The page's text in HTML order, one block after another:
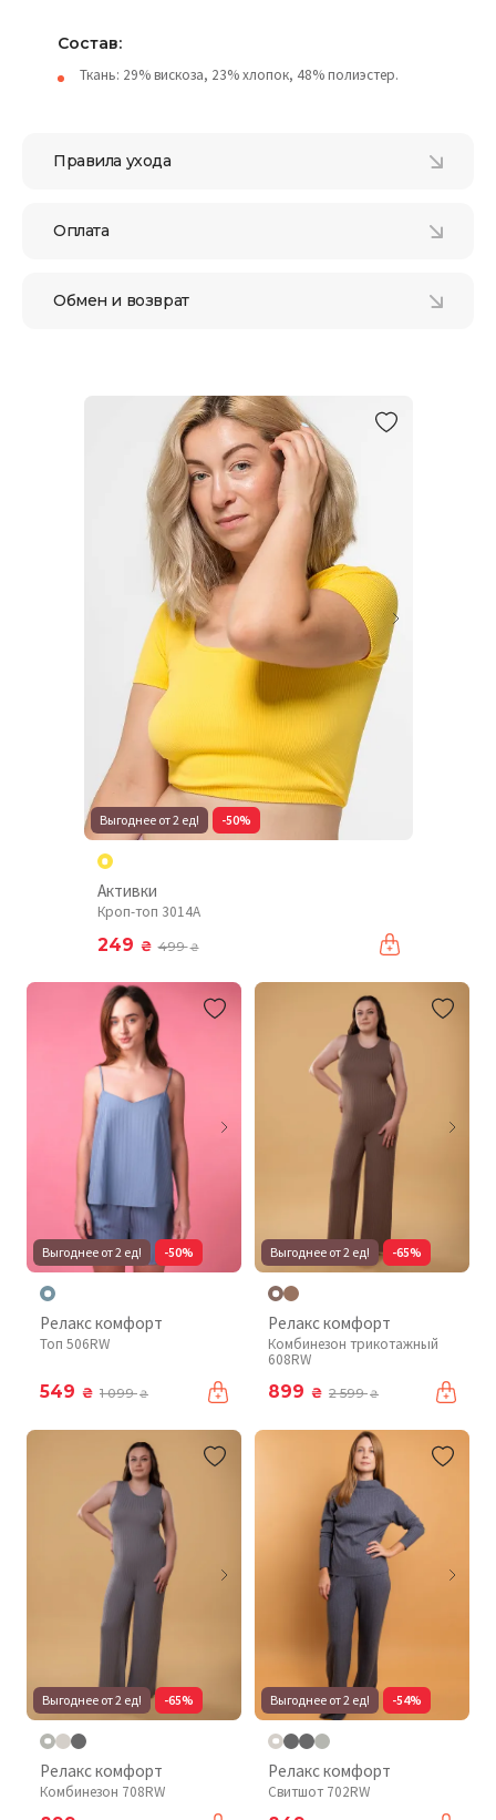
Состав:
Ткань: 29% вискоза, 23% хлопок, 48% полиэстер.
Правила ухода
Оплата
Обмен и возврат
Выгоднее от 2 ед! -50%
Активки
Кроп-топ 3014A
249 ₴ 499₴
Выгоднее от 2 ед! -50%
Релакс комфорт
Топ 506RW
549 ₴ 1 099₴
Выгоднее от 2 ед! -65%
Релакс комфорт
Комбинезон трикотажный
608RW
899 ₴ 2 599₴
Выгоднее от 2 ед! -65%
Релакс комфорт
Комбинезон 708RW
Выгоднее от 2 ед! -54%
Релакс комфорт
Свитшот 702RW